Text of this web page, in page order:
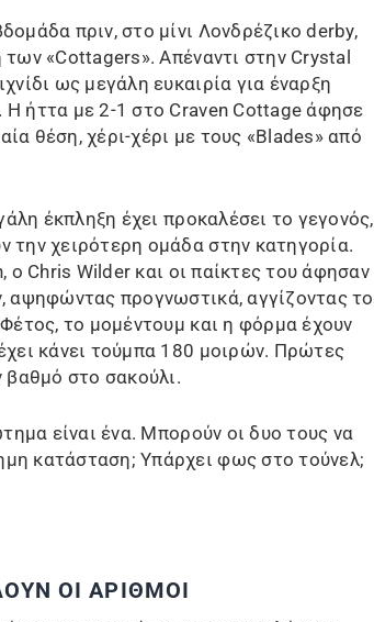
πριν, στο μίνι Λονδρέζικο derby,
«Cottagers». Απέναντι στην Crystal
ως μεγάλη ευκαιρία για έναρξη
ήττα με 2-1 στο Craven Cottage άφησε
θέση, χέρι-χέρι με τους «Blades» από
έκπληξη έχει προκαλέσει το γεγονός,
την χειρότερη ομάδα στην κατηγορία.
ο Chris Wilder και οι παίκτες του άφησαν
αψηφώντας προγνωστικά, αγγίζοντας το
το μομέντουμ και η φόρμα έχουν
κάνει τούμπα 180 μοιρών. Πρώτες
βαθμό στο σακούλι.
είναι ένα. Μπορούν οι δυο τους να
κατάσταση; Υπάρχει φως στο τούνελ;
ΟΙ ΑΡΙΘΜΟΙ